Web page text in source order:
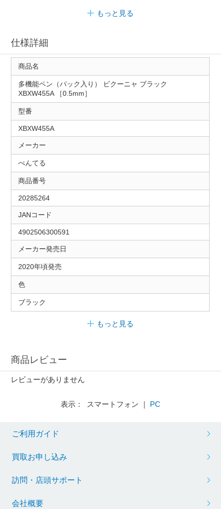
もっと見る
仕様詳細
商品名
多機能ペン（パック入り） ビクーニャ ブラック
XBXW455A ［0.5mm］
型番
XBXW455A
メーカー
ぺんてる
商品番号
20285264
JANコード
4902506300591
メーカー発売日
2020年頃発売
色
ブラック
もっと見る
商品レビュー
レビューがありません
表示： スマートフォン ｜ PC
ご利用ガイド
買取お申し込み
訪問・店頭サポート
会社概要